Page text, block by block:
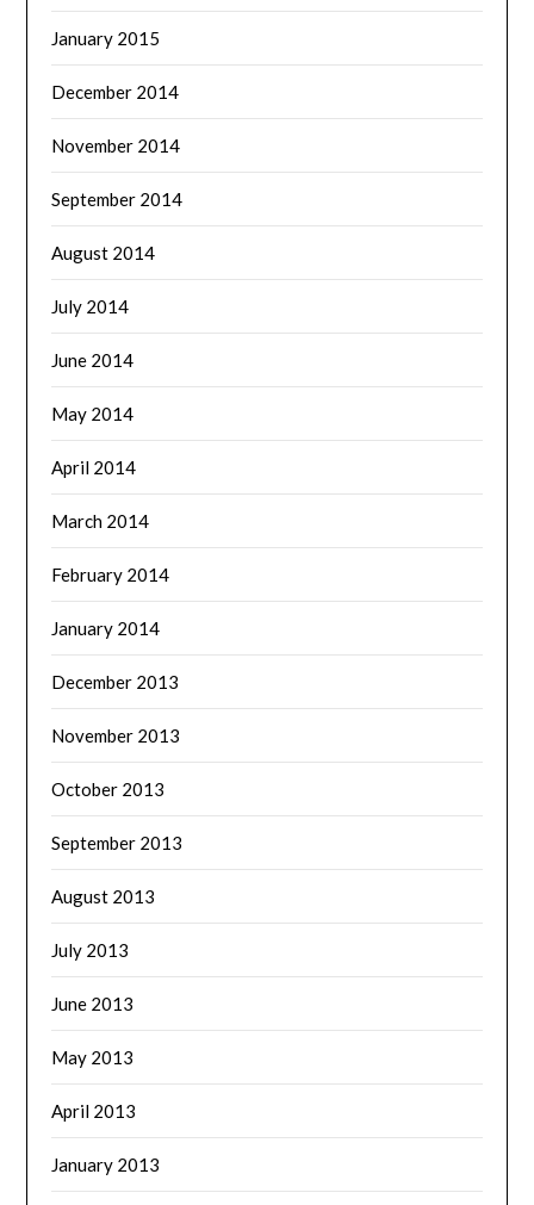
January 2015
December 2014
November 2014
September 2014
August 2014
July 2014
June 2014
May 2014
April 2014
March 2014
February 2014
January 2014
December 2013
November 2013
October 2013
September 2013
August 2013
July 2013
June 2013
May 2013
April 2013
January 2013